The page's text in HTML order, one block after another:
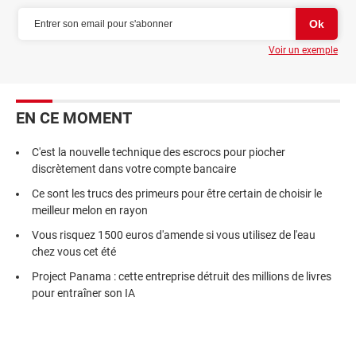
Voir un exemple
EN CE MOMENT
C'est la nouvelle technique des escrocs pour piocher
discrètement dans votre compte bancaire
Ce sont les trucs des primeurs pour être certain de choisir le
meilleur melon en rayon
Vous risquez 1500 euros d'amende si vous utilisez de l'eau
chez vous cet été
Project Panama : cette entreprise détruit des millions de livres
pour entraîner son IA